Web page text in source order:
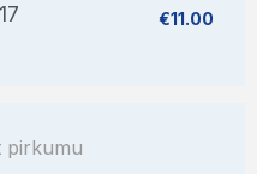
€11.00